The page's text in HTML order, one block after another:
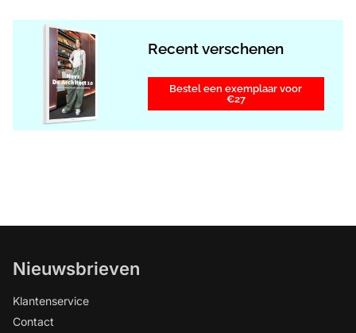
Recent verschenen
Bestel een exemplaar voor
€27
Nieuwsbrieven
Klantenservice
Contact